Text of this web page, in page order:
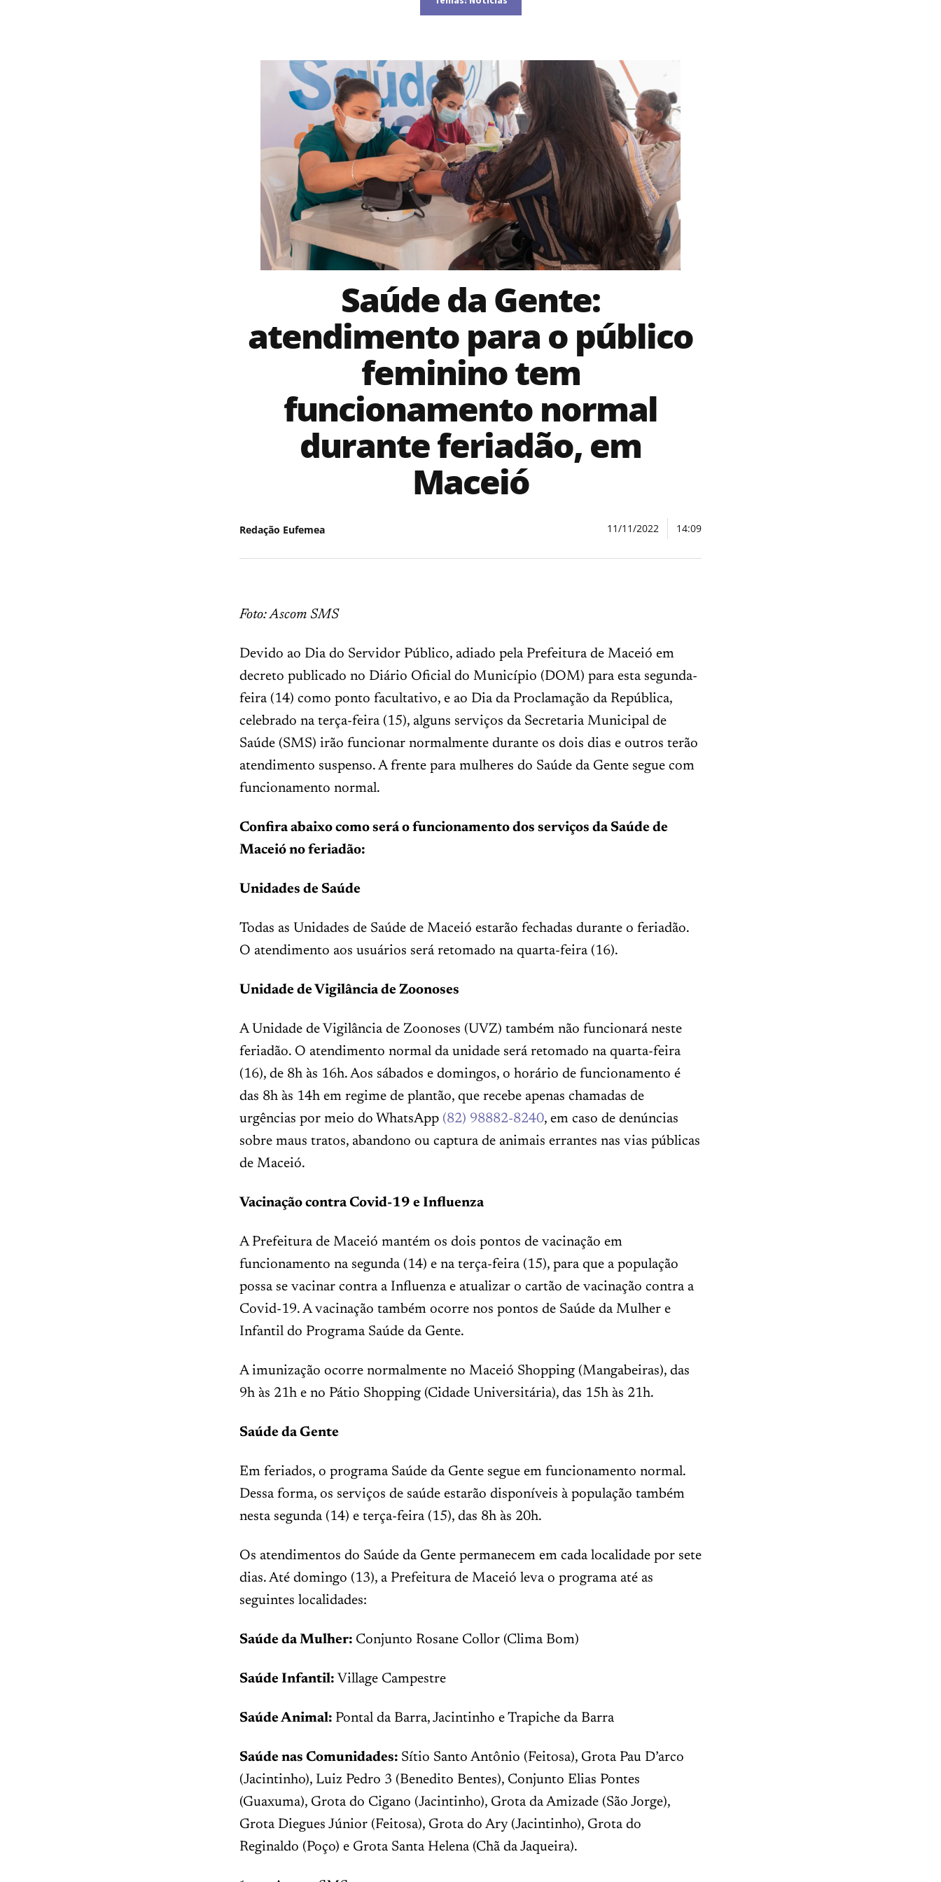
Saúde da Gente:
atendimento para o público
feminino tem
funcionamento normal
durante feriadão, em
Maceió
Redação Eufemea 11/11/2022 14:09
Foto: Ascom SMS
Devido ao Dia do Servidor Público, adiado pela Prefeitura de Maceió em
decreto publicado no Diário Oficial do Município (DOM) para esta segunda-
feira (14) como ponto facultativo, e ao Dia da Proclamação da República,
celebrado na terça-feira (15), alguns serviços da Secretaria Municipal de
Saúde (SMS) irão funcionar normalmente durante os dois dias e outros terão
atendimento suspenso. A frente para mulheres do Saúde da Gente segue com
funcionamento normal.
Confira abaixo como será o funcionamento dos serviços da Saúde de
Maceió no feriadão:
Unidades de Saúde
Todas as Unidades de Saúde de Maceió estarão fechadas durante o feriadão.
O atendimento aos usuários será retomado na quarta-feira (16).
Unidade de Vigilância de Zoonoses
A Unidade de Vigilância de Zoonoses (UVZ) também não funcionará neste
feriadão. O atendimento normal da unidade será retomado na quarta-feira
(16), de 8h às 16h. Aos sábados e domingos, o horário de funcionamento é
das 8h às 14h em regime de plantão, que recebe apenas chamadas de
urgências por meio do WhatsApp (82) 98882-8240, em caso de denúncias
sobre maus tratos, abandono ou captura de animais errantes nas vias públicas
de Maceió.
Vacinação contra Covid-19 e Influenza
A Prefeitura de Maceió mantém os dois pontos de vacinação em
funcionamento na segunda (14) e na terça-feira (15), para que a população
possa se vacinar contra a Influenza e atualizar o cartão de vacinação contra a
Covid-19. A vacinação também ocorre nos pontos de Saúde da Mulher e
Infantil do Programa Saúde da Gente.
A imunização ocorre normalmente no Maceió Shopping (Mangabeiras), das
9h às 21h e no Pátio Shopping (Cidade Universitária), das 15h às 21h.
Saúde da Gente
Em feriados, o programa Saúde da Gente segue em funcionamento normal.
Dessa forma, os serviços de saúde estarão disponíveis à população também
nesta segunda (14) e terça-feira (15), das 8h às 20h.
Os atendimentos do Saúde da Gente permanecem em cada localidade por sete
dias. Até domingo (13), a Prefeitura de Maceió leva o programa até as
seguintes localidades:
Saúde da Mulher: Conjunto Rosane Collor (Clima Bom)
Saúde Infantil: Village Campestre
Saúde Animal: Pontal da Barra, Jacintinho e Trapiche da Barra
Saúde nas Comunidades: Sítio Santo Antônio (Feitosa), Grota Pau D’arco
(Jacintinho), Luiz Pedro 3 (Benedito Bentes), Conjunto Elias Pontes
(Guaxuma), Grota do Cigano (Jacintinho), Grota da Amizade (São Jorge),
Grota Diegues Júnior (Feitosa), Grota do Ary (Jacintinho), Grota do
Reginaldo (Poço) e Grota Santa Helena (Chã da Jaqueira).